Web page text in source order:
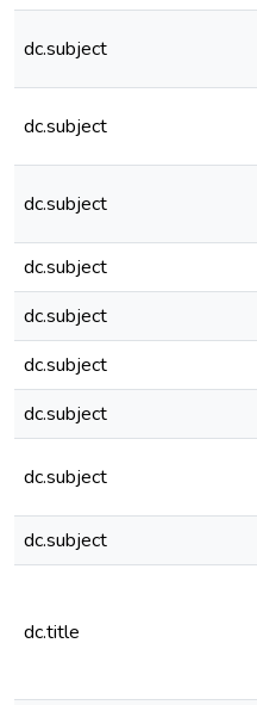
dc.subject
dc.subject
dc.subject
dc.subject
dc.subject
dc.subject
dc.subject
dc.subject
dc.subject
dc.title